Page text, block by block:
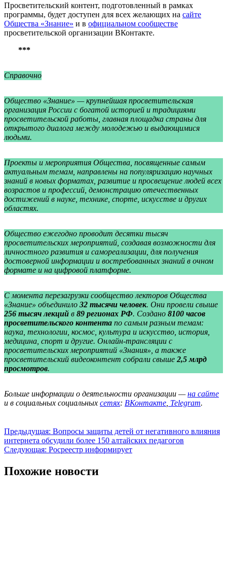
Просветительский контент, подготовленный в рамках
программы, будет доступен для всех желающих на сайте
Общества «Знание» и в официальном сообществе
просветительской организации ВКонтакте.
***
Справочно
Общество «Знание» — крупнейшая просветительская
организация России с богатой историей и традициями
просветительской работы, главная площадка страны для
открытого диалога между молодежью и выдающимися
людьми.
Проекты и мероприятия Общества, посвященные самым
актуальным темам, направлены на популяризацию научных
знаний в новых форматах, развитие и просвещение людей всех
возрастов и профессий, демонстрацию отечественных
достижений в науке, технике, спорте, искусстве и других
областях.
Общество ежегодно проводит десятки тысяч
просветительских мероприятий, создавая возможности для
личностного развития и самореализации, для получения
достоверной информации и востребованных знаний в очном
формате и на цифровой платформе.
С момента перезагрузки сообщество лекторов Общества
«Знание» объединило 32 тысячи человек. Они провели свыше
256 тысяч лекций в 89 регионах РФ. Создано 8100 часов
просветительского контента по самым разным темам:
наука, технологии, космос, культура и искусство, история,
медицина, спорт и другие. Онлайн-трансляции с
просветительских мероприятий «Знания», а также
просветительский видеоконтент собрали свыше 2,5 млрд
просмотров.
Больше информации о деятельности организации —на сайте
и в социальных социальных сетях: ВКонтакте Telegram.
Навигация
по
Предыдущая: Вопросы защиты детей от негативного влияния
интернета обсудили более 150 алтайских педагогов
Следующая: Росреестр информирует
Похожие новости